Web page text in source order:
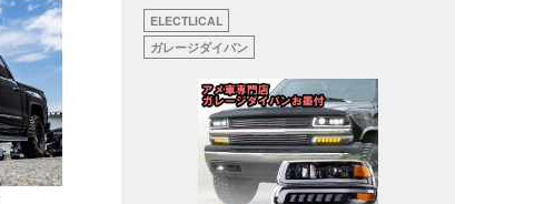
ELECTLICAL
ガレージダイバン